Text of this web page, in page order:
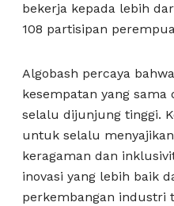
bekerja kepada lebih
108 partisipan
Algobash percaya
kesempatan yang
selalu dijunjung tinggi.
untuk selalu
keragaman dan
inovasi yang lebih baik
perkembangan industri